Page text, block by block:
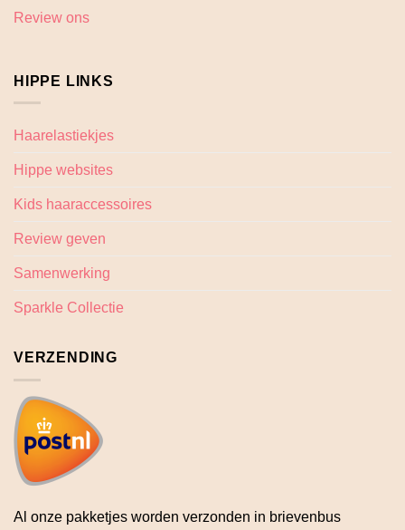
Review ons
HIPPE LINKS
Haarelastiekjes
Hippe websites
Kids haaraccessoires
Review geven
Samenwerking
Sparkle Collectie
VERZENDING
Al onze pakketjes worden verzonden in brievenbus